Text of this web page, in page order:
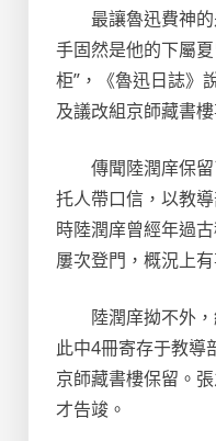
最讓魯迅費神
手固然是他的下屬
柜”，《魯迅日誌》
及議改組京師藏書
傳聞陸潤庠保
托人帶口信，以教
時陸潤庠曾經年過
屢次登門，概況上
陸潤庠拗不外
此中4冊寄存于教導
京師藏書樓保留。
才告竣。